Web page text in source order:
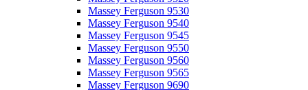
Massey Ferguson 9530
Massey Ferguson 9540
Massey Ferguson 9545
Massey Ferguson 9550
Massey Ferguson 9560
Massey Ferguson 9565
Massey Ferguson 9690